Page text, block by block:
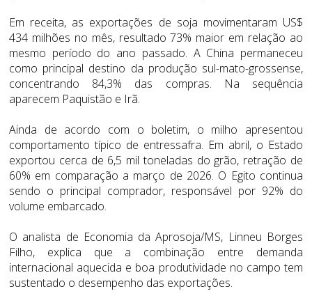
Em receita, as exportações de soja movimentaram US$
434 milhões no mês, resultado 73% maior em relação ao
mesmo período do ano passado. A China permaneceu
como principal destino da produção sul-mato-grossense,
concentrando 84,3% das compras. Na sequência
aparecem Paquistão e Irã.
Ainda de acordo com o boletim, o milho apresentou
comportamento típico de entressafra. Em abril, o Estado
exportou cerca de 6,5 mil toneladas do grão, retração de
60% em comparação a março de 2026. O Egito continua
sendo o principal comprador, responsável por 92% do
volume embarcado.
O analista de Economia da Aprosoja/MS, Linneu Borges
Filho, explica que a combinação entre demanda
internacional aquecida e boa produtividade no campo tem
sustentado o desempenho das exportações.